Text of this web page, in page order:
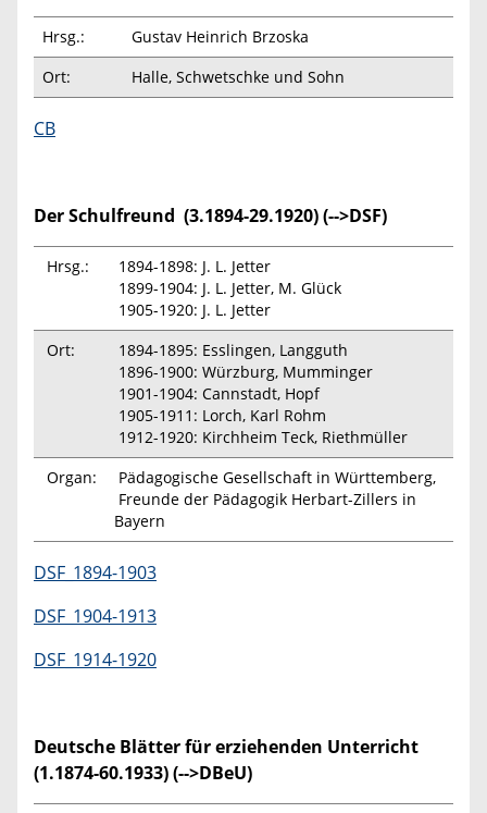
Hrsg.:
Gustav Heinrich Brzoska
Ort:
Halle, Schwetschke und Sohn
CB
Der Schulfreund (3.1894-29.1920) (-->DSF)
Hrsg.:
1894-1898: J. L. Jetter
1899-1904: J. L. Jetter, M. Glück
1905-1920: J. L. Jetter
Ort:
1894-1895: Esslingen, Langguth
1896-1900: Würzburg, Mumminger
1901-1904: Cannstadt, Hopf
1905-1911: Lorch, Karl Rohm
1912-1920: Kirchheim Teck, Riethmüller
Organ:
Pädagogische Gesellschaft in Württemberg,
Freunde der Pädagogik Herbart-Zillers in
Bayern
DSF_1894-1903
DSF_1904-1913
DSF_1914-1920
Deutsche Blätter für erziehenden Unterricht
(1.1874-60.1933) (-->DBeU)